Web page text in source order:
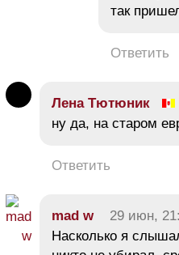
так
Ответить
Лена Тютюник
ну да, на старом
Ответить
mad w 29 июн,
Насколько я